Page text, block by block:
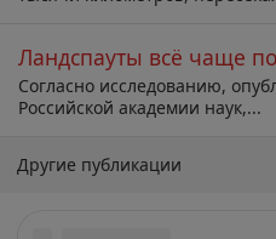
Ландспауты всё чаще
Согласно исследованию,
Российской академии наук,...
Другие публикации